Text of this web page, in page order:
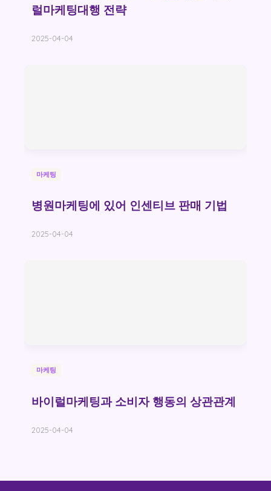
럴마케팅대행 전략
2025-04-04
마케팅
병원마케팅에 있어 인센티브 판매 기법
2025-04-04
마케팅
바이럴마케팅과 소비자 행동의 상관관계
2025-04-04